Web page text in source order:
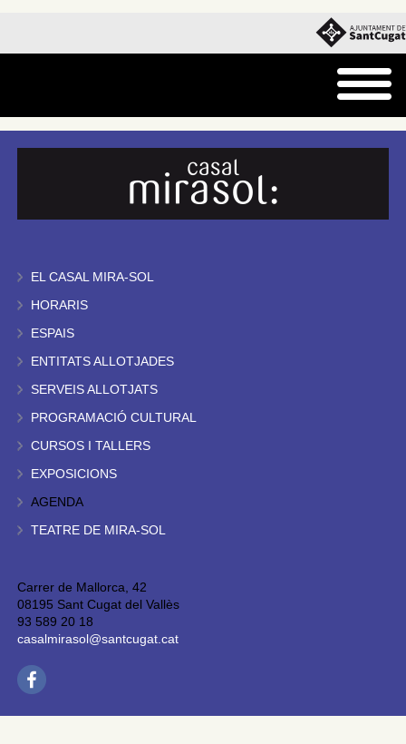
EL CASAL MIRA-SOL
HORARIS
ESPAIS
ENTITATS ALLOTJADES
SERVEIS ALLOTJATS
PROGRAMACIÓ CULTURAL
CURSOS I TALLERS
EXPOSICIONS
AGENDA
TEATRE DE MIRA-SOL
Carrer de Mallorca, 42
08195 Sant Cugat del Vallès
93 589 20 18
casalmirasol@santcugat.cat